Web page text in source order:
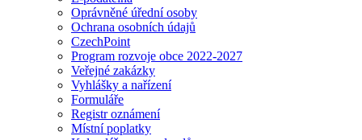
Oprávněné úřední osoby
Ochrana osobních údajů
CzechPoint
Program rozvoje obce 2022-2027
Veřejné zakázky
Vyhlášky a nařízení
Formuláře
Registr oznámení
Místní poplatky